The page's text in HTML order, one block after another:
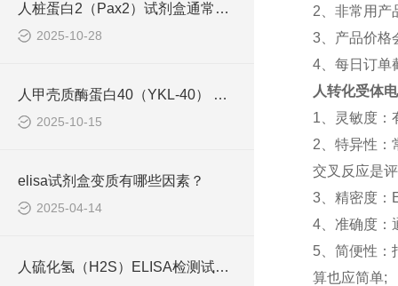
人桩蛋白2（Pax2）试剂盒通常采用了酶联免疫吸附试验技术
2025-10-28
人甲壳质酶蛋白40（YKL-40） ELISA检测试剂盒说明书
2025-10-15
elisa试剂盒变质有哪些因素？
2025-04-14
人硫化氢（H2S）ELISA检测试剂盒工作原理
2、非常用产
3、产品价格
4、每日订单
人转化受体
1、灵敏度：
2、特异性：
交叉反应是
3、精密度：
4、准确度：
5、简便性：
算也应简单;